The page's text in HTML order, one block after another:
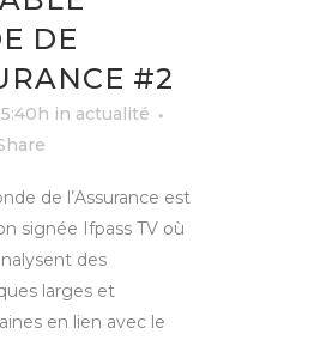
DE
#2
in actualité
de l’Assurance est
signée Ifpass TV où
des
larges et
en lien avec le